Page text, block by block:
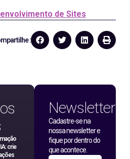
de Sites
:
Newsletter
Cadastre-se na
nossa newsletter e
fique por dentro do
que acontece.
crie